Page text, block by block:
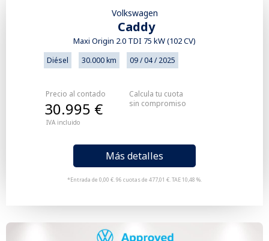
Volkswagen
Caddy
Maxi Origin 2.0 TDI 75 kW (102 CV)
Diésel 30.000 km 09 / 04 / 2025
Precio al contado
IVA incluido
30.995 €
Más detalles
*Entrada de 0,00 €. 96 cuotas de 477,01 €. TAE 10,48 %.
Calcula tu cuota
sin compromiso